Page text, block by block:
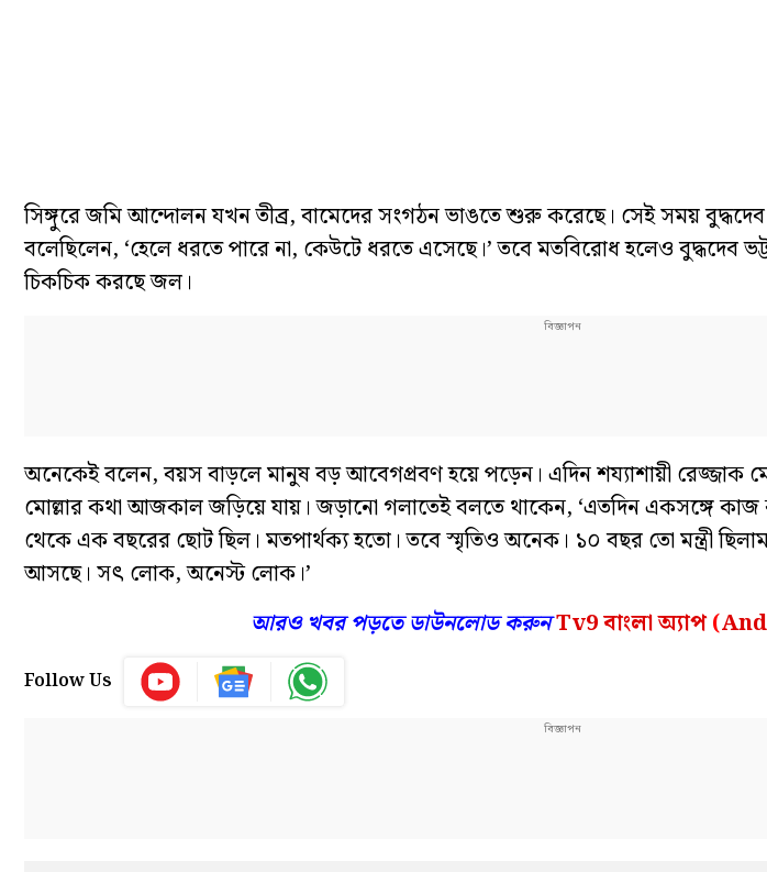
সিঙ্গুরে জমি আন্দোলন যখন তীব্র, বামেদের সংগঠন ভাঙতে শুরু করেছে। সেই সময় বুদ্ধদেব
বলেছিলেন, ‘হেলে ধরতে পারে না, কেউটে ধরতে এসেছে।’ তবে মতবিরোধ হলেও বুদ্ধদেব
চিকচিক করছে জল।
অনেকেই বলেন, বয়স বাড়লে মানুষ বড় আবেগপ্রবণ হয়ে পড়েন। এদিন শয্যাশায়ী রেজ্জাক
মোল্লার কথা আজকাল জড়িয়ে যায়। জড়ানো গলাতেই বলতে থাকেন, ‘এতদিন একসঙ্গে
থেকে এক বছরের ছোট ছিল। মতপার্থক্য হতো। তবে স্মৃতিও অনেক। ১০ বছর তো মন্ত্রী
আসছে। সৎ লোক, অনেস্ট লোক।’
আরও খবর পড়তে ডাউনলোড করুনTv9 বাংলা অ্যাপ(
Follow Us